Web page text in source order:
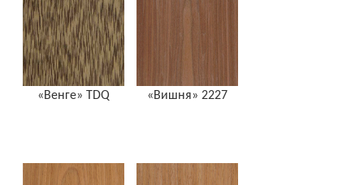
«Венге» TDQ «Вишня» 2227